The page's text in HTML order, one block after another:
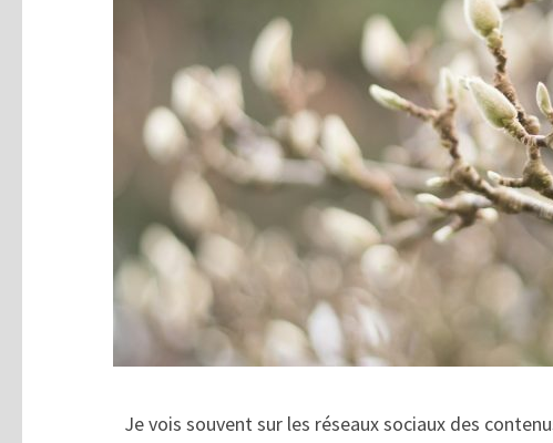
Je vois souvent sur les réseaux sociaux des